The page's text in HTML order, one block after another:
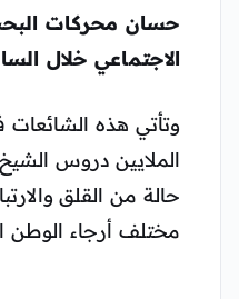
حسان محركات
الاجتماعي خلال
وتأتي هذه
الملايين دروس
حالة من القلق
مختلف أرجاء الوطن